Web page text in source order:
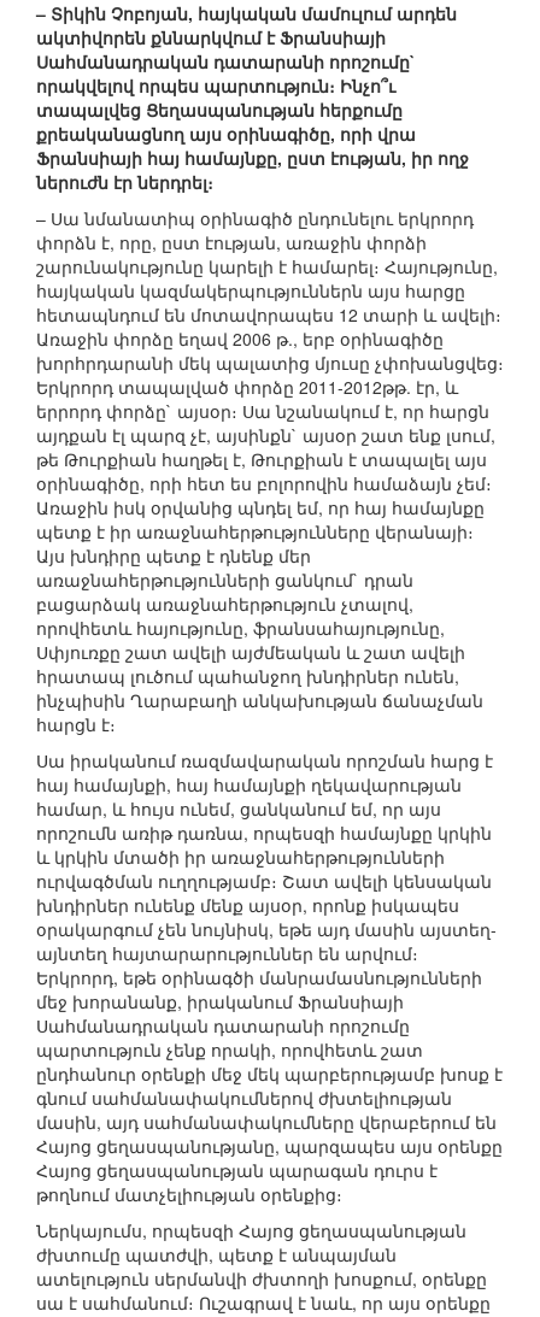
– Տիկին Չոբոյան, հայկական մամուլում արդեն
ակտիվորեն քննարկվում է Ֆրանսիայի
Սահմանադրական դատարանի որոշումը`
որակվելով որպես պարտություն։ Ինչո՞ւ
տապալվեց Ցեղասպանության հերքումը
քրեականացնող այս օրինագիծը, որի վրա
Ֆրանսիայի հայ համայնքը, ըստ էության, իր ողջ
ներուժն էր ներդրել։
– Սա նմանատիպ օրինագիծ ընդունելու երկրորդ
փորձն է, որը, ըստ էության, առաջին փորձի
շարունակությունը կարելի է համարել։ Հայությունը,
հայկական կազմակերպություններն այս հարցը
հետապնդում են մոտավորապես 12 տարի և ավելի։
Առաջին փորձը եղավ 2006 թ., երբ օրինագիծը
խորհրդարանի մեկ պալատից մյուսը չփոխանցվեց։
Երկրորդ տապալված փորձը 2011-2012թթ. էր, և
երրորդ փորձը` այսօր։ Սա նշանակում է, որ հարցն
այդքան էլ պարզ չէ, այսինքն` այսօր շատ ենք լսում,
թե Թուրքիան հաղթել է, Թուրքիան է տապալել այս
օրինագիծը, որի հետ ես բոլորովին համաձայն չեմ։
Առաջին իսկ օրվանից պնդել եմ, որ հայ համայնքը
պետք է իր առաջնահերթությունները վերանայի։
Այս խնդիրը պետք է դնենք մեր
առաջնահերթությունների ցանկում` դրան
բացարձակ առաջնահերթություն չտալով,
որովհետև հայությունը, ֆրանսահայությունը,
Սփյուռքը շատ ավելի այժմեական և շատ ավելի
հրատապ լուծում պահանջող խնդիրներ ունեն,
ինչպիսին Ղարաբաղի անկախության ճանաչման
հարցն է։
Սա իրականում ռազմավարական որոշման հարց է
հայ համայնքի, հայ համայնքի ղեկավարության
համար, և հույս ունեմ, ցանկանում եմ, որ այս
որոշումն առիթ դառնա, որպեսզի համայնքը կրկին
և կրկին մտածի իր առաջնահերթությունների
ուրվագծման ուղղությամբ։ Շատ ավելի կենսական
խնդիրներ ունենք մենք այսօր, որոնք իսկապես
օրակարգում չեն նույնիսկ, եթե այդ մասին այստեղ-
այնտեղ հայտարարություններ են արվում։
Երկրորդ, եթե օրինագծի մանրամասնությունների
մեջ խորանանք, իրականում Ֆրանսիայի
Սահմանադրական դատարանի որոշումը
պարտություն չենք որակի, որովհետև շատ
ընդհանուր օրենքի մեջ մեկ պարբերությամբ խոսք է
գնում սահմանափակումներով ժխտելիության
մասին, այդ սահմանափակումները վերաբերում են
Հայոց ցեղասպանությանը, պարզապես այս օրենքը
Հայոց ցեղասպանության պարագան դուրս է
թողնում մատչելիության օրենքից։
Ներկայումս, որպեսզի Հայոց ցեղասպանության
ժխտումը պատժվի, պետք է անպայման
ատելություն սերմանվի ժխտողի խոսքում, օրենքը
սա է սահմանում։ Ուշագրավ է նաև, որ այս օրենքը